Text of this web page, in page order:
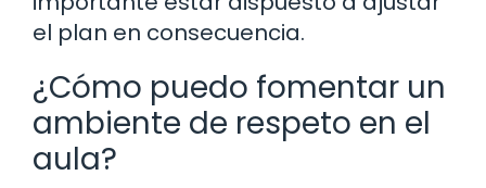
el plan en consecuencia.
¿Cómo puedo fomentar un
ambiente de respeto en el
aula?